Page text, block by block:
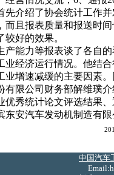
介绍了协会统计工作
且报表质量和报送时
好的效果。
能力等报表谈了各自
经济运行情况。他结
增速减缓的主要因素
限公司财务部解维璞介
秀统计论文评选结果、
安汽车发动机制造有限
中国汽车